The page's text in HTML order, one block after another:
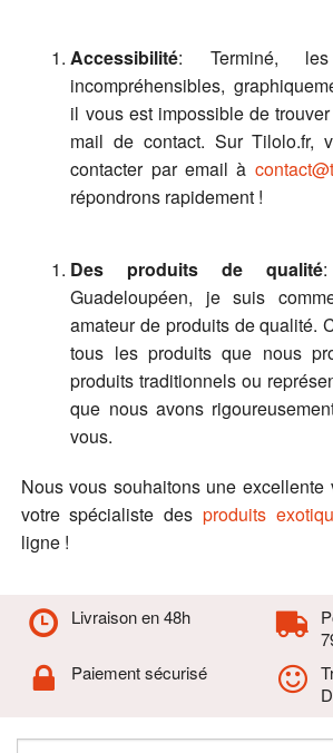
Accessibilité: Terminé,
incompréhensibles,
il vous est impossible de
mail de contact. Sur Tilolo.fr,
contacter par email à
répondrons rapidement !
Des produits de qualité
Guadeloupéen, je suis
amateur de produits de qualité.
tous les produits que nous
produits traditionnels ou
que nous avons
vous.
Nous vous souhaitons une excellente
votre spécialiste desproduits
ligne !
Livraison en 48h
Paiement sécurisé